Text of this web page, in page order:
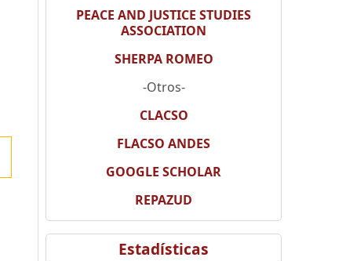
PEACE AND JUSTICE STUDIES
ASSOCIATION
SHERPA ROMEO
-Otros-
CLACSO
FLACSO ANDES
GOOGLE SCHOLAR
REPAZUD
Estadísticas